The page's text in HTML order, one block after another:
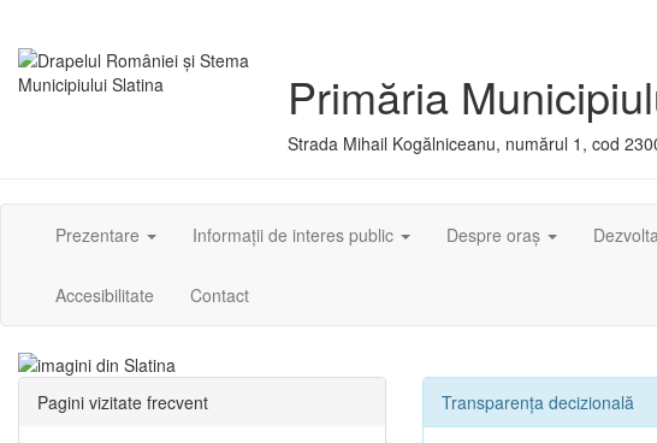
Primăria
Strada Mihail Kogălniceanu, numărul 1, cod
Prezentare Informații de interes public Despre oraș
Accesibilitate Contact
Transparența decizională
Pagini vizitate frecvent